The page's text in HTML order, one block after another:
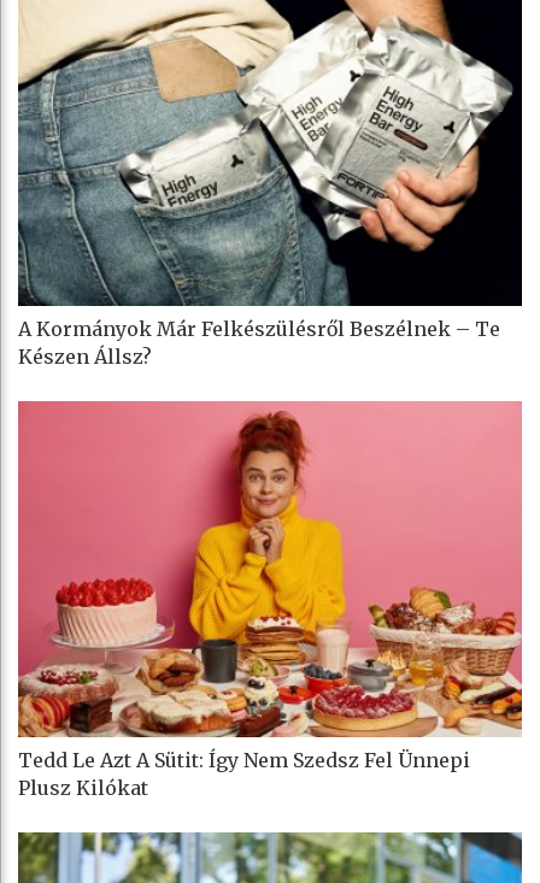
A Kormányok Már Felkészülésről Beszélnek – Te
Készen Állsz?
Tedd Le Azt A Sütit: Így Nem Szedsz Fel Ünnepi
Plusz Kilókat